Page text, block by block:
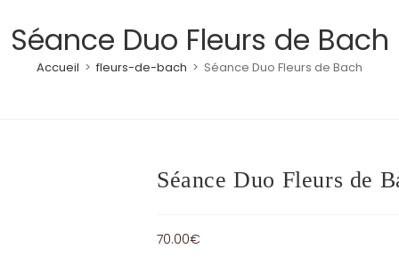
Séance Duo Fleurs de Bach
Accueil > fleurs-de-bach > Séance Duo Fleurs de Bach
Séance Duo Fleurs de
70.00€